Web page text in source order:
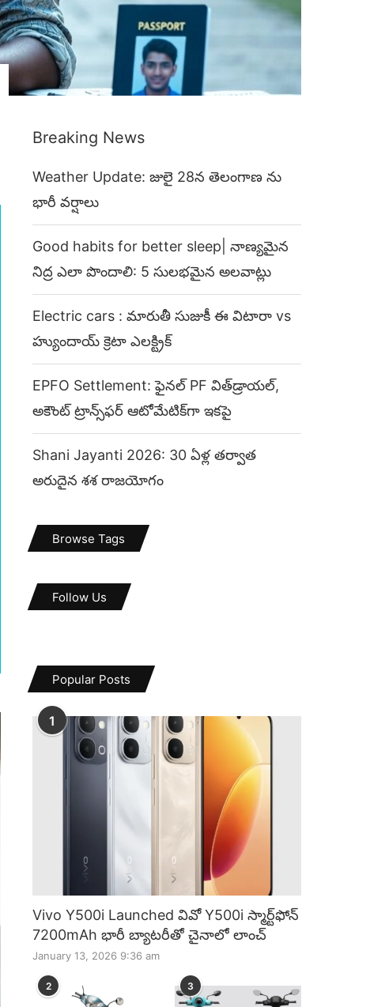
Breaking News
Weather Update: జులై 28న తెలంగాణ ను
భారీ వర్షాలు
Good habits for better sleep| నాణ్యమైన
నిద్ర ఎలా పొందాలి: 5 సులభమైన అలవాట్లు
Electric cars : మారుతీ సుజుకీ ఈ విటారా vs
హ్యుందాయ్ క్రెటా ఎలక్ట్రిక్
EPFO Settlement: ఫైనల్ PF విత్‌డ్రాయల్,
అకౌంట్ ట్రాన్స్‌ఫర్ ఆటోమేటిక్‌గా ఇకపై
Shani Jayanti 2026: 30 ఏళ్ల తర్వాత
అరుదైన శశ రాజయోగం
Browse Tags
Follow Us
Popular Posts
1
Vivo Y500i Launched వివో Y500i స్మార్ట్‌ఫోన్
7200mAh భారీ బ్యాటరీతో చైనాలో లాంచ్
January 13, 2026 9:36 am
2 3